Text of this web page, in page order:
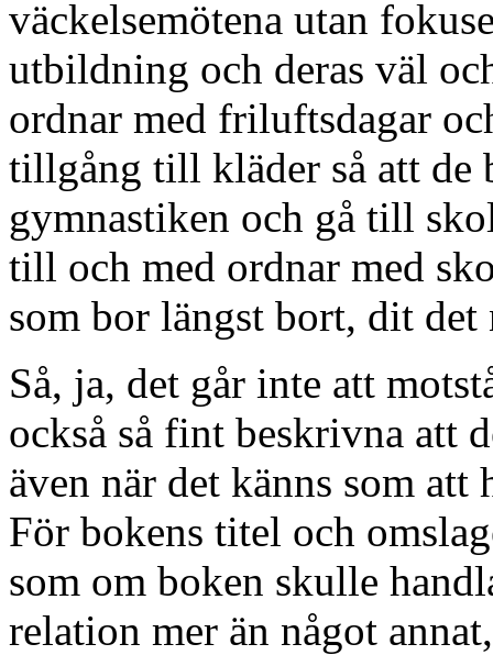
väckelsemötena utan
utbildning och deras väl
ordnar med friluftsdagar
tillgång till kläder så att de
gymnastiken och gå till
till och med ordnar med
som bor längst bort, dit det
Så, ja, det går inte att
också så fint beskrivna att
även när det känns som
För bokens titel och
som om boken skulle
relation mer än något